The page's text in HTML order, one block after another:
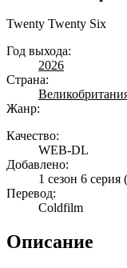
Twenty Twenty Six
Год выхода:
2026
Страна:
Жанр:
Качество:
WEB-DL
Добавлено:
1 сезон 6 серия
Перевод:
Coldfilm
Описание